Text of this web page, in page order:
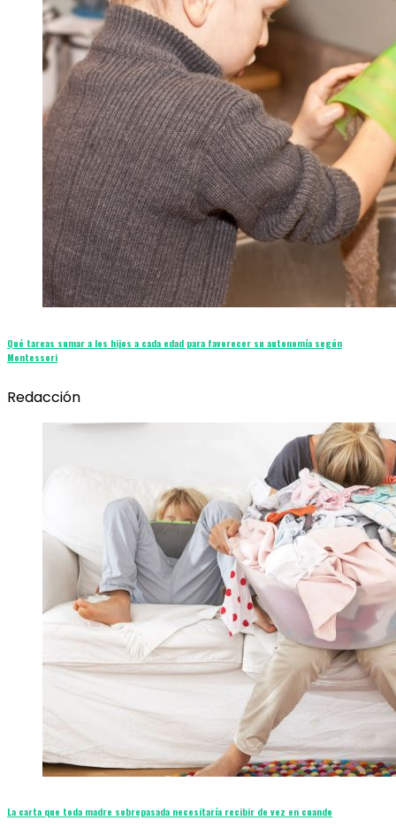
Qué tareas sumar a los hijos a cada edad para favorecer su autonomía según
Montessori
Redacción
La carta que toda madre sobrepasada necesitaría recibir de vez en cuando